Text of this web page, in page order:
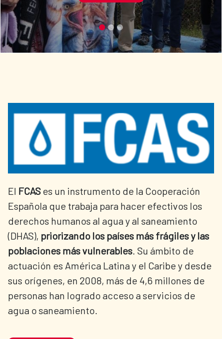
El FCAS es un instrumento de la Cooperación
Española que trabaja para hacer efectivos los
derechos humanos al agua y al saneamiento
(DHAS), priorizando los países más frágiles y las
poblaciones más vulnerables . Su ámbito de
actuación es América Latina y el Caribe y desde
sus orígenes, en 2008, más de 4,6 millones de
personas han logrado acceso a servicios de
agua o saneamiento.